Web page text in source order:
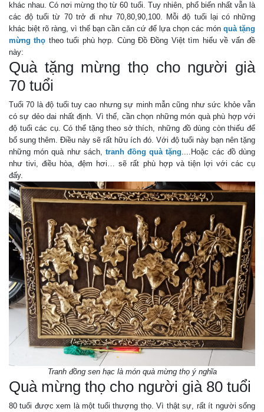
khác nhau. Có nơi mừng thọ từ 60 tuổi. Tuy nhiên, phổ biến nhất vẫn là
các độ tuổi từ 70 trở đi như 70,80,90,100. Mỗi độ tuổi lại có những
khác biệt rõ ràng, vì thế bạn cần căn cứ để lựa chọn các món quà tặng
mừng thọ theo tuổi phù hợp. Cùng Đồ Đồng Việt tìm hiểu về vấn đề
này:
Quà tặng mừng thọ cho người già
70 tuổi
Tuổi 70 là độ tuổi tuy cao nhưng sự minh mẫn cũng như sức khỏe vẫn
có sự dẻo dai nhất định. Vì thế, cần chọn những món quà phù hợp với
độ tuổi các cụ. Có thể tặng theo sở thích, những đồ dùng còn thiếu để
bổ sung thêm. Điều này sẽ rất hữu ích đó. Với độ tuổi này bạn nên tặng
những món quà như sách, tranh đồng quà tặng ....Hoặc các đồ dùng
như tivi, điều hòa, đệm hơi… sẽ rất phù hợp và tiện lợi với các cụ
đấy.
Tranh đồng sen hạc là món quà mừng thọ ý nghĩa
Quà mừng thọ cho người già 80 tuổi
80 tuổi được xem là một tuổi thượng thọ. Vì thật sự, rất ít người sống